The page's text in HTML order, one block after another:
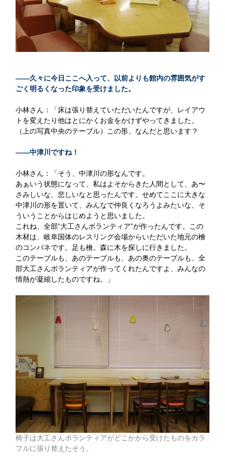
——久々に今日ここへ入って、以前よりも館内の雰囲気がす
ごく明るくなった印象を受けました。
小林さん：「床は張り替えていただいたんですが、レイアウ
トを変えたり他はとにかくお金をかけずやってきました。
（上の写真中央のテーブル）この形、なんだと思います？
——中津川ですね！
小林さん：「そう、中津川の形なんです。
あぁいう状態になって、私はよそからきた人間として、あ〜
さみしいな、悲しいなと思ったんです。せめてここに大きな
中津川の形を置いて、みんなで仲良くなろうよみたいな、そ
ういうことからはじめようと思いました。
これね、全部”大工さんボランティア”が作ったんです。この
木材は、岐阜国体のレスリング会場からいただいた地元の檜
のコンパネです。足も檜。森に木を探しに行きました。
このテーブルも、あのテーブルも、あの奥のテーブルも、全
部大工さんボランティアが作ってくれたんですよ、みんなの
情熱が凝縮したものですね。」
椅子は大工さんボランティアがどこかから受けたものをカラ
フルに張り替えたそう。